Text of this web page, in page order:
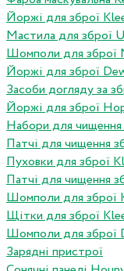
Йоржі для зброї
Мастила для зброї
Шомполи для зброї
Йоржі для зброї
Засоби догляду за
Йоржі для зброї
Набори для
Патчі для чищення
Пуховки для зброї
Патчі для чищення
Шомполи для зброї
Щітки для зброї
Шомполи для зброї
Зарядні пристрої